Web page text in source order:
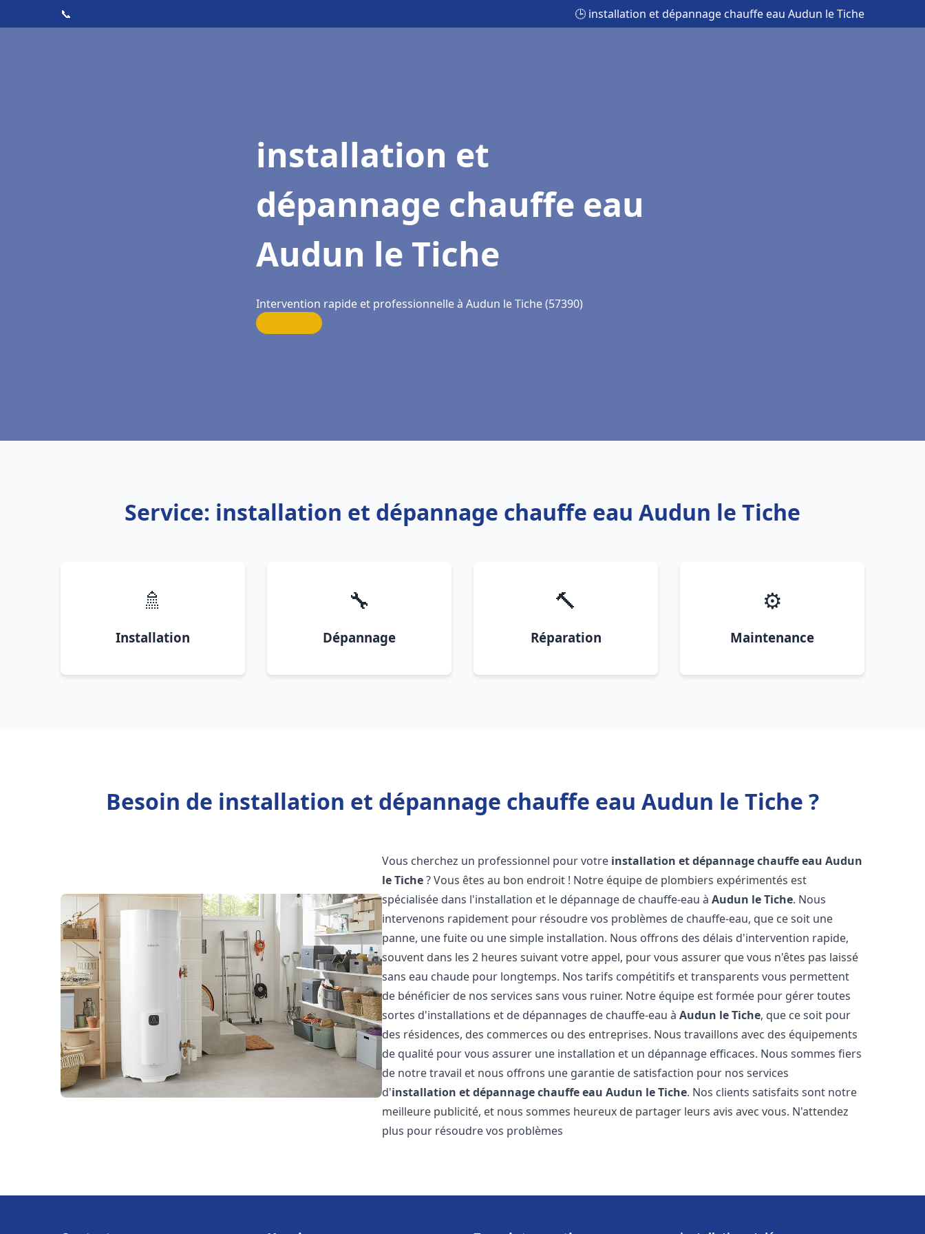
📞 🕒 installation et dépannage chauffe eau Audun le Tiche
installation et
dépannage chauffe eau
Audun le Tiche
Intervention rapide et professionnelle à Audun le Tiche (57390)
Service: installation et dépannage chauffe eau Audun le Tiche
🚿
Installation
🔧
Dépannage
🔨
Réparation
⚙️
Maintenance
Besoin de installation et dépannage chauffe eau Audun le Tiche ?
Vous cherchez un professionnel pour votre installation et dépannage chauffe eau Audun
le Tiche? Vous êtes au bon endroit ! Notre équipe de plombiers expérimentés est
spécialisée dans l'installation et le dépannage de chauffe-eau àAudun le Tiche. Nous
intervenons rapidement pour résoudre vos problèmes de chauffe-eau, que ce soit une
panne, une fuite ou une simple installation. Nous offrons des délais d'intervention rapide,
souvent dans les 2 heures suivant votre appel, pour vous assurer que vous n'êtes pas laissé
sans eau chaude pour longtemps. Nos tarifs compétitifs et transparents vous permettent
de bénéficier de nos services sans vous ruiner. Notre équipe est formée pour gérer toutes
sortes d'installations et de dépannages de chauffe-eau àAudun le Tiche, que ce soit pour
des résidences, des commerces ou des entreprises. Nous travaillons avec des équipements
de qualité pour vous assurer une installation et un dépannage efficaces. Nous sommes fiers
de notre travail et nous offrons une garantie de satisfaction pour nos services
d'installation et dépannage chauffe eau Audun le Tiche. Nos clients satisfaits sont notre
meilleure publicité, et nous sommes heureux de partager leurs avis avec vous. N'attendez
plus pour résoudre vos problèmes